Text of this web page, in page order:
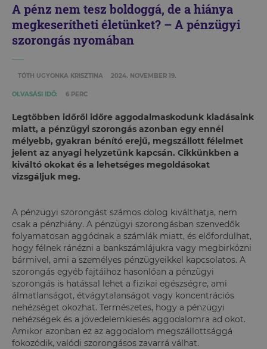
A pénz nem tesz boldoggá, de a hiánya
megkeserítheti életünket? – A pénzügyi
szorongás nyomában
TÓTH UGYONKA KRISZTINA 2024. NOVEMBER 19.
OLVASÁSI IDŐ: 6 PERC
Legtöbben időről időre aggodalmaskodunk kiadásaink
miatt, a pénzügyi szorongás azonban egy ennél
mélyebb, gyakran bénító erejű, megszállott félelmet
jelent az anyagi helyzetünk kapcsán. Cikkünkben a
kiváltó okokat és a lehetséges megoldásokat
vizsgáljuk meg.
A pénzügyi szorongást számos dolog kiválthatja, nem
csak a pénzhiány. A pénzügyi szorongásban szenvedők
folyamatosan aggódnak a számlák miatt, és előfordulhat,
hogy félnek ránézni a bankszámlájukra vagy megbirkózni
bármivel, ami a személyes pénzügyeikkel kapcsolatos. A
szorongás egyéb fajtáihoz hasonlóan a pénzügyi
szorongás is hatással lehet a fizikai egészségre, ami
álmatlanságot, étvágytalanságot vagy koncentrációs
nehézséget okozhat. Természetes, hogy a pénzügyi
nehézségek és a jövedelemkiesés aggodalomra ad okot.
Amikor azonban ez az aggodalom megszállottsággá
fokozódik, valódi szorongásos zavarrá válhat.